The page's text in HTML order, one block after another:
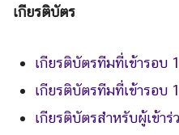
เกียรติบัตร
เกียรติบัตรทีมที่เข้ารอบ
เกียรติบัตรทีมที่เข้ารอบ
เกียรติบัตรสำหรับผู้เข้า